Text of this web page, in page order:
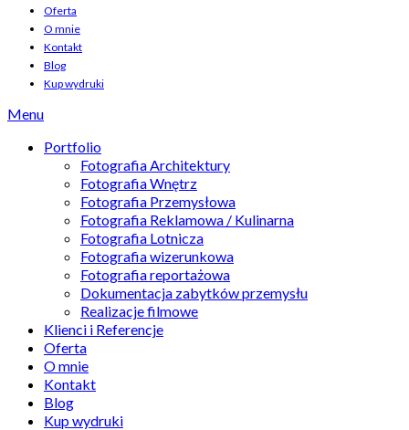
Oferta
O mnie
Kontakt
Blog
Kup wydruki
Menu
Portfolio
Fotografia Architektury
Fotografia Wnętrz
Fotografia Przemysłowa
Fotografia Reklamowa / Kulinarna
Fotografia Lotnicza
Fotografia wizerunkowa
Fotografia reportażowa
Dokumentacja zabytków przemysłu
Realizacje filmowe
Klienci i Referencje
Oferta
O mnie
Kontakt
Blog
Kup wydruki